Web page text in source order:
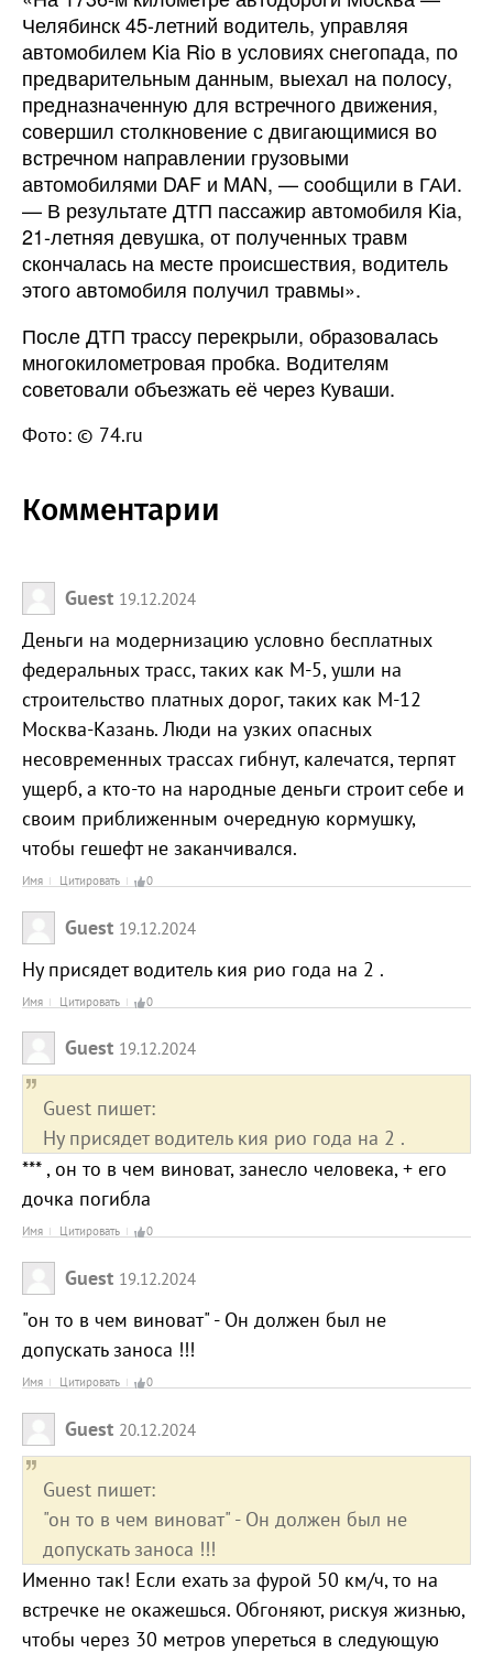
Челябинск 45-летний водитель, управляя
автомобилем Kia Rio в условиях снегопада, по
предварительным данным, выехал на полосу,
предназначенную для встречного движения,
совершил столкновение с двигающимися во
встречном направлении грузовыми
автомобилями DAF и MAN, — сообщили в ГАИ.
— В результате ДТП пассажир автомобиля Kia,
21-летняя девушка, от полученных травм
скончалась на месте происшествия, водитель
этого автомобиля получил травмы».
После ДТП трассу перекрыли, образовалась
многокилометровая пробка. Водителям
советовали объезжать её через Куваши.
Фото: © 74.ru
Комментарии
Guest 19.12.2024
Деньги на модернизацию условно бесплатных
федеральных трасс, таких как М-5, ушли на
строительство платных дорог, таких как М-12
Москва-Казань. Люди на узких опасных
несовременных трассах гибнут, калечатся, терпят
ущерб, а кто-то на народные деньги строит себе и
своим приближенным очередную кормушку,
чтобы гешефт не заканчивался.
Имя Цитировать 0
Guest 19.12.2024
Ну присядет водитель кия рио года на 2 .
Имя Цитировать 0
Guest 19.12.2024
Guest пишет:
Ну присядет водитель кия рио года на 2 .
*** , он то в чем виноват, занесло человека, + его
дочка погибла
Имя Цитировать 0
Guest 19.12.2024
"он то в чем виноват" - Он должен был не
допускать заноса !!!
Имя Цитировать 0
Guest 20.12.2024
Guest пишет:
"он то в чем виноват" - Он должен был не
допускать заноса !!!
Именно так! Если ехать за фурой 50 км/ч, то на
встречке не окажешься. Обгоняют, рискуя жизнью,
чтобы через 30 метров упереться в следующую